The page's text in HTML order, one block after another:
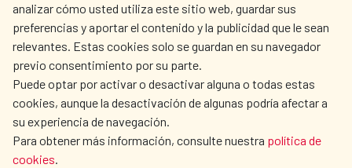
analizar cómo usted utiliza este sitio web, guardar sus
preferencias y aportar el contenido y la publicidad que le sean
relevantes. Estas cookies solo se guardan en su navegador
previo consentimiento por su parte.
Puede optar por activar o desactivar alguna o todas estas
cookies, aunque la desactivación de algunas podría afectar a
su experiencia de navegación.
Para obtener más información, consulte nuestra política de
cookies.
NOS RÉSEAUX SOCIAUX